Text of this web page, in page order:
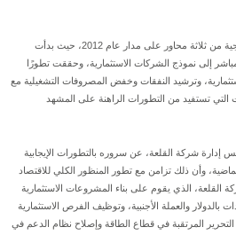
قامت شركة القلعة بتنفيذ خطة إستراتيجية من ثلاثة محاور على مدار عام 2012، حيث بدأت
إلى نموذج الشركات الاستثمارية، وحققت تطورًا
وترشيد النفقات وخفض المصروفات التشغيلية مع
تستفيد من التطورات الراهنة على المشهد
شركة القلعة، عن سروره بالتطورات الإيجابية
وأن ذلك تزامن مع تطور المنظور الكلي للاقتصاد
القلعة، الذي يقوم على بناء المشروعات الاستثمارية
بالدولار والعملة الأجنبية، وتوظيف الفرص الاستثمارية
المرتقبة في قطاع الطاقة وإصلاح نظام الدعم في